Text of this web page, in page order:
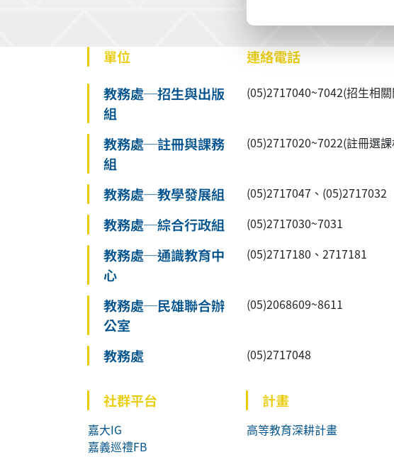
單位 連絡電話
教務處─招生與出版
組
(05)2717040~7042(招生相
教務處─註冊與課務
組
(05)2717020~7022(註冊選
教務處─教學發展組 (05)2717047、(05)2717032
教務處─綜合行政組 (05)2717030~7031
教務處─通識教育中
心
(05)2717180、2717181
教務處─民雄聯合辦
公室
(05)2068609~8611
教務處 (05)2717048
社群平台
嘉大IG
嘉義巡禮FB
計畫
高等教育深耕計畫